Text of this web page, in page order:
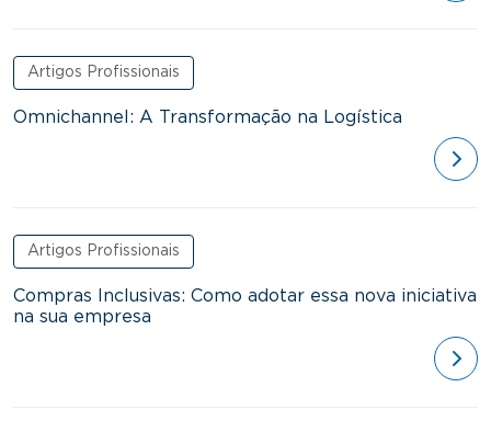
Artigos Profissionais
Omnichannel: A Transformação na Logística
Artigos Profissionais
Compras Inclusivas: Como adotar essa nova iniciativa
na sua empresa